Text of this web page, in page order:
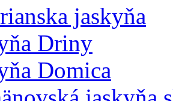
jaskyňa
Driny
Domica